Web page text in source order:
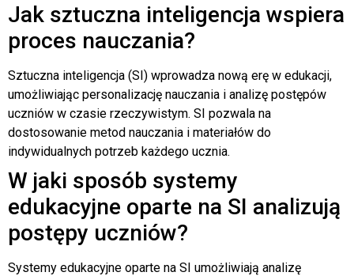
Jak sztuczna inteligencja wspiera
proces nauczania?
Sztuczna inteligencja (SI) wprowadza nową erę w edukacji,
umożliwiając personalizację nauczania i analizę postępów
uczniów w czasie rzeczywistym. SI pozwala na
dostosowanie metod nauczania i materiałów do
indywidualnych potrzeb każdego ucznia.
W jaki sposób systemy
edukacyjne oparte na SI analizują
postępy uczniów?
Systemy edukacyjne oparte na SI umożliwiają analizę